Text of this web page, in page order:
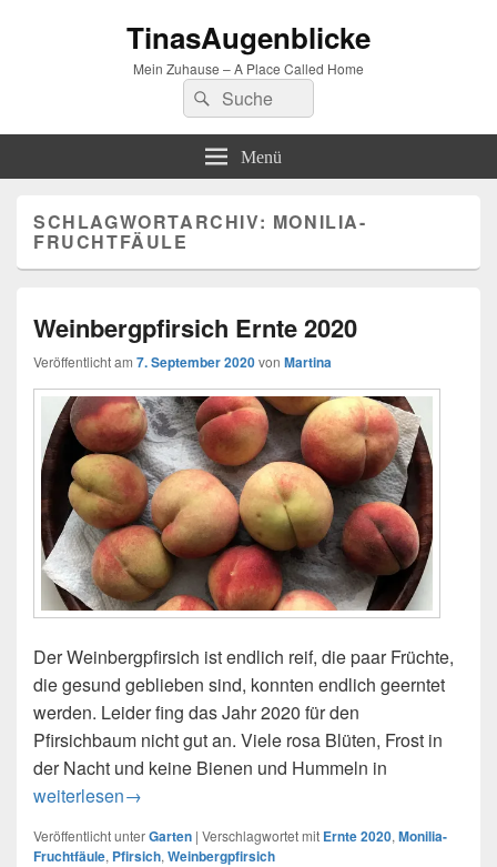
TinasAugenblicke
Mein Zuhause – A Place Called Home
Suchen
nach:
Suchen
Menü
SCHLAGWORTARCHIV: MONILIA-
FRUCHTFÄULE
Weinbergpfirsich Ernte 2020
Veröffentlicht am 7. September 2020von Martina
Der Weinbergpfirsich ist endlich reif, die paar Früchte,
die gesund geblieben sind, konnten endlich geerntet
werden. Leider fing das Jahr 2020 für den
Pfirsichbaum nicht gut an. Viele rosa Blüten, Frost in
der Nacht und keine Bienen und Hummeln in
Weinbergpfirsich Ernte 2020
weiterlesen→
Veröffentlicht unterGarten | Verschlagwortet mit Ernte 2020, Monilia-
Fruchtfäule, Pfirsich, Weinbergpfirsich